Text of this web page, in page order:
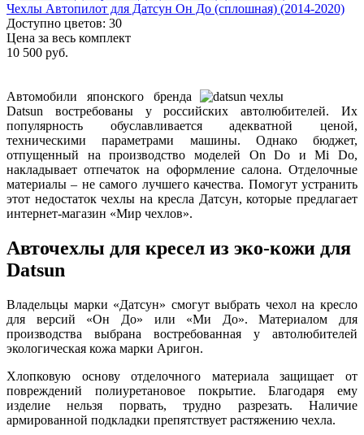
Чехлы Автопилот для Датсун Он До (сплошная) (2014-2020)
Доступно цветов: 30
Цена за весь комплект
10 500 руб.
Автомобили японского бренда
Datsun востребованы у российских автолюбителей. Их
популярность обуславливается адекватной ценой,
техническими параметрами машины. Однако бюджет,
отпущенный на производство моделей On Do и Mi Do,
накладывает отпечаток на оформление салона. Отделочные
материалы – не самого лучшего качества. Помогут устранить
этот недостаток чехлы на кресла Датсун, которые предлагает
интернет-магазин «Мир чехлов».
Авточехлы для кресел из эко-кожи для
Datsun
Владельцы марки «Датсун» смогут выбрать чехол на кресло
для версий «Он До» или «Ми До». Материалом для
производства выбрана востребованная у автолюбителей
экологическая кожа марки Аригон.
Хлопковую основу отделочного материала защищает от
повреждений полиуретановое покрытие. Благодаря ему
изделие нельзя порвать, трудно разрезать. Наличие
армированной подкладки препятствует растяжению чехла.